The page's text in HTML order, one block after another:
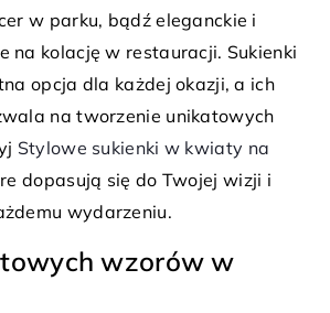
w parku, bądź eleganckie i
na kolację w restauracji. Sukienki
opcja dla każdej okazji, a ich
na tworzenie unikatowych
Stylowe sukienki w kwiaty na
dopasują się do Twojej wizji i
wydarzeniu.
wzorów w